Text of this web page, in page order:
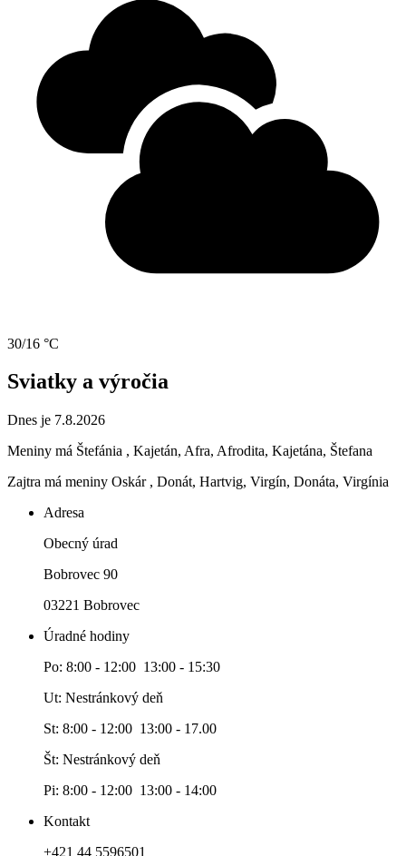
30/16 °C
Sviatky a výročia
Dnes je 7.8.2026
Meniny má Štefánia , Kajetán, Afra, Afrodita, Kajetána, Štefana
Zajtra má meniny Oskár , Donát, Hartvig, Virgín, Donáta, Virgínia
Adresa
Obecný úrad
Bobrovec 90
03221 Bobrovec
Úradné hodiny
Po: 8:00 - 12:00 13:00 - 15:30
Ut: Nestránkový deň
St: 8:00 - 12:00 13:00 - 17.00
Št: Nestránkový deň
Pi: 8:00 - 12:00 13:00 - 14:00
Kontakt
+421 44 5596501